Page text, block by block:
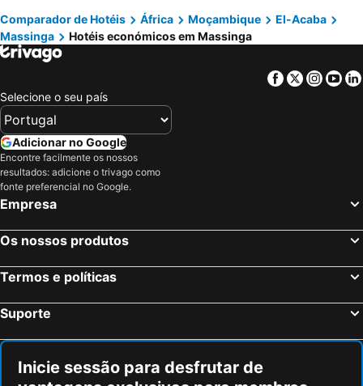
Comparador de Hotéis África Moçambique
El-Acaba
Massinga
Hotéis económicos em Massinga
Facebook
Twitter
Selecione o seu país
Adicionar no Google
Encontre facilmente os nossos
resultados: adicione o trivago como
fonte preferencial no Google.
Empresa
Os nossos produtos
Termos e políticas
Suporte
Inicie sessão para desfrutar de